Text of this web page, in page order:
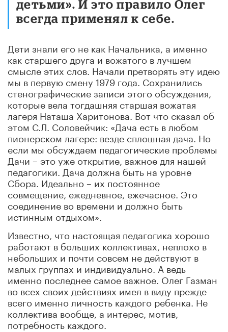
детьми». И это правило Олег
всегда применял к себе.
Дети знали его не как Начальника, а именно
как старшего друга и вожатого в лучшем
смысле этих слов. Начали претворять эту идею
мы в первую смену 1979 года. Сохранились
стенографические записи этого обсуждения,
которые вела тогдашняя старшая вожатая
лагеря Наташа Харитонова. Вот что сказал об
этом С.Л. Соловейчик: «Дача есть в любом
пионерском лагере: везде сплошная дача. Но
если мы обсуждаем педагогические проблемы
Дачи – это уже открытие, важное для нашей
педагогики. Дача должна быть на уровне
Сбора. Идеально – их постоянное
совмещение, ежедневное, ежечасное. Это
соединение во времени и должно быть
истинным отдыхом».
Известно, что настоящая педагогика хорошо
работают в больших коллективах, неплохо в
небольших и почти совсем не действуют в
малых группах и индивидуально. А ведь
именно последнее самое важное. Олег Газман
во всех своих действиях имел в виду прежде
всего именно личность каждого ребенка. Не
коллектива вообще, а интерес, мотив,
потребность каждого.